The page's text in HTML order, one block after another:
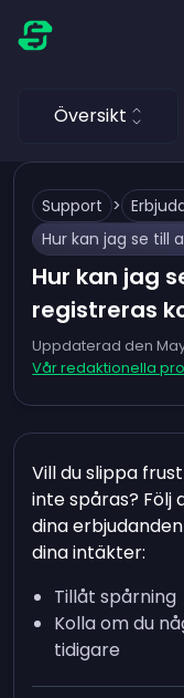
Översikt
Support >
Hur kan jag
registreras
Uppdaterad den
Vår redaktionella
Vill du slippa
inte spåras?
dina
dina intäkter:
Tillåt spårning
Kolla om du
tidigare